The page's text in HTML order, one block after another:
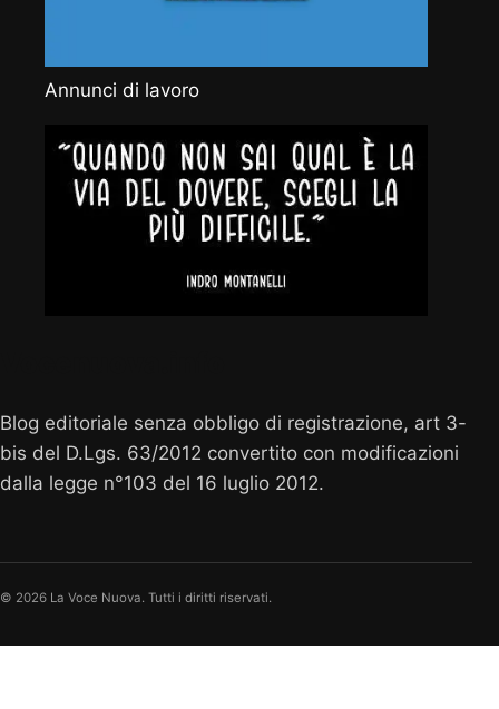
Annunci di lavoro
Blog editoriale senza obbligo di registrazione, art 3-
bis del D.Lgs. 63/2012 convertito con modificazioni
dalla legge n°103 del 16 luglio 2012.
© 2026 La Voce Nuova. Tutti i diritti riservati.